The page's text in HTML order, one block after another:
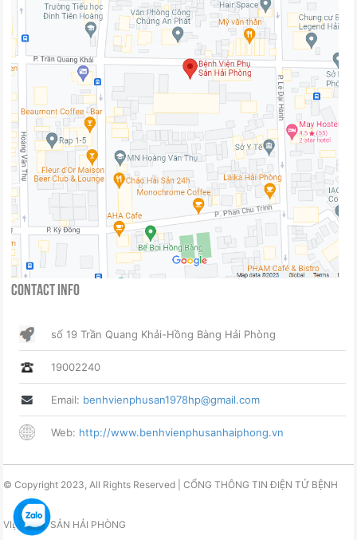
Contact Info
số 19 Trần Quang Khải-Hồng Bàng Hải Phòng
19002240
Email: benhvienphusan1978hp@gmail.com
Web: http://www.benhvienphusanhaiphong.vn
© Copyright 2023, All Rights Reserved | CỔNG THÔNG TIN ĐIỆN TỬ BỆNH
VIỆN PHỤ SẢN HẢI PHÒNG